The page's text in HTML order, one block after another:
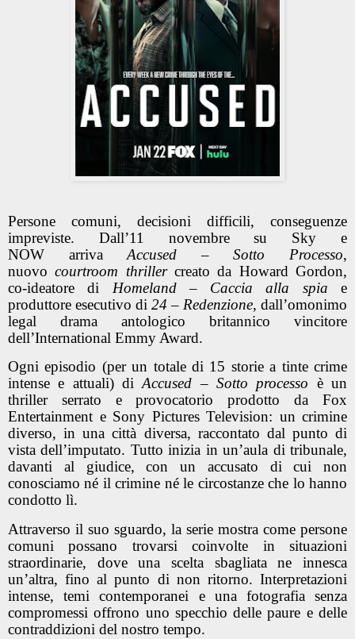
Persone comuni, decisioni difficili, conseguenze
impreviste. Dall’11 novembre su Sky e
NOW arrivaAccused – Sotto Processo,
nuovocourtroom thrillercreato da Howard Gordon,
co-ideatore di Homeland – Caccia alla spia e
produttore esecutivo di 24 – Redenzione, dall’omonimo
legal drama antologico britannico vincitore
dell’International Emmy Award.
Ogni episodio (per un totale di 15 storie a tinte crime
intense e attuali) diAccused – Sotto processo è un
thriller serrato e provocatorio prodotto da Fox
Entertainment e Sony Pictures Television: un crimine
diverso, in una città diversa, raccontato dal punto di
vista dell’imputato. Tutto inizia in un’aula di tribunale,
davanti al giudice, con un accusato di cui non
conosciamo né il crimine né le circostanze che lo hanno
condotto lì.
Attraverso il suo sguardo, la serie mostra come persone
comuni possano trovarsi coinvolte in situazioni
straordinarie, dove una scelta sbagliata ne innesca
un’altra, fino al punto di non ritorno. Interpretazioni
intense, temi contemporanei e una fotografia senza
compromessi offrono uno specchio delle paure e delle
contraddizioni del nostro tempo.